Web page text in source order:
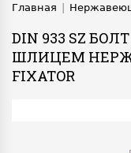
Главная
DIN 933 SZ
ШЛИЦЕМ
FIXATOR